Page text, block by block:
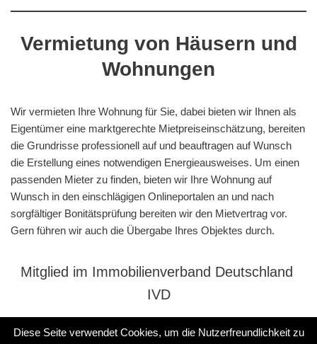
Vermietung von Häusern und
Wohnungen
Wir vermieten Ihre Wohnung für Sie, dabei bieten wir Ihnen als
Eigentümer eine marktgerechte Mietpreiseinschätzung, bereiten
die Grundrisse professionell auf und beauftragen auf Wunsch
die Erstellung eines notwendigen Energieausweises. Um einen
passenden Mieter zu finden, bieten wir Ihre Wohnung auf
Wunsch in den einschlägigen Onlineportalen an und nach
sorgfältiger Bonitätsprüfung bereiten wir den Mietvertrag vor.
Gern führen wir auch die Übergabe Ihres Objektes durch.
Mitglied im Immobilienverband Deutschland
IVD
Diese Seite verwendet Cookies, um die Nutzerfreundlichkeit zu